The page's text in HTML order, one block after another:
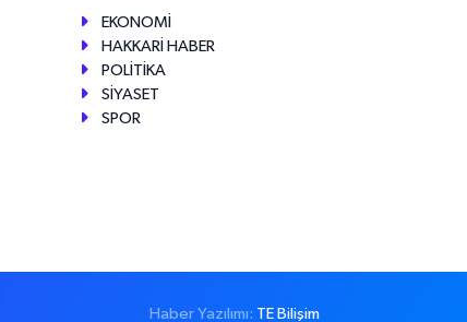
EKONOMİ
HAKKARİ HABER
POLİTİKA
SİYASET
SPOR
Haber Yazılımı: TE Bilişim